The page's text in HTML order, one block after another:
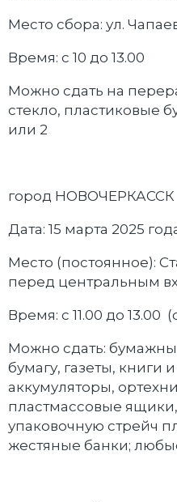
Место сбора: ул.
Время: с 10 до 13.00
Можно сдать на
стекло, пластиковые
или 2
город НОВОЧЕРКАССК
Дата: 15 марта 2025
Место (постоянное):
перед центральным
Время: с 11.00 до 13.00
Можно сдать:
бумагу, газеты, книги
аккумуляторы,
пластмассовые
упаковочную стрейч
жестяные банки;